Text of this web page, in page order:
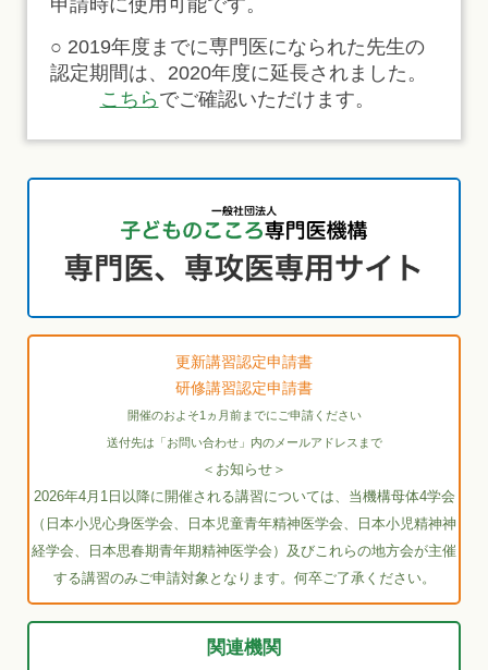
○ 2019年度までに専門医になられた先生の
認定期間は、2020年度に延長されました。
こちら でご確認いただけます。
更新講習認定申請書
研修講習認定申請書
開催のおよそ1ヵ月前までにご申請ください
送付先は「お問い合わせ」内のメールアドレスまで
＜お知らせ＞
2026年4月1日以降に開催される講習については、当機構母体4学会
（日本小児心身医学会、日本児童青年精神医学会、日本小児精神神
経学会、日本思春期青年期精神医学会）及びこれらの地方会が主催
する講習のみご申請対象となります。何卒ご了承ください。
関連機関